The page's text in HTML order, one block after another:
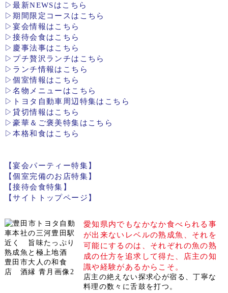
▷最新NEWSはこちら
▷期間限定コースはこちら
▷宴会情報はこちら
▷接待会食はこちら
▷慶事法事はこちら
▷プチ贅沢ランチはこちら
▷ランチ情報はこちら
▷個室情報はこちら
▷名物メニューはこちら
▷トヨタ自動車周辺特集はこちら
▷貸切情報はこちら
▷豪華＆ご褒美特集はこちら
▷本格和食はこちら
【宴会パーティー特集】
【個室完備のお店特集】
【接待会食特集】
【サイトトップページ】
愛知県内でもなかなか食べられる事
が出来ないレベルの熟成魚、それを
可能にするのは、それぞれの魚の熟
成の仕方を追求して得た、店主の知
識や経験があるからこそ。
店主の絶えない探求心が宿る、丁寧な
料理の数々に舌鼓を打つ。